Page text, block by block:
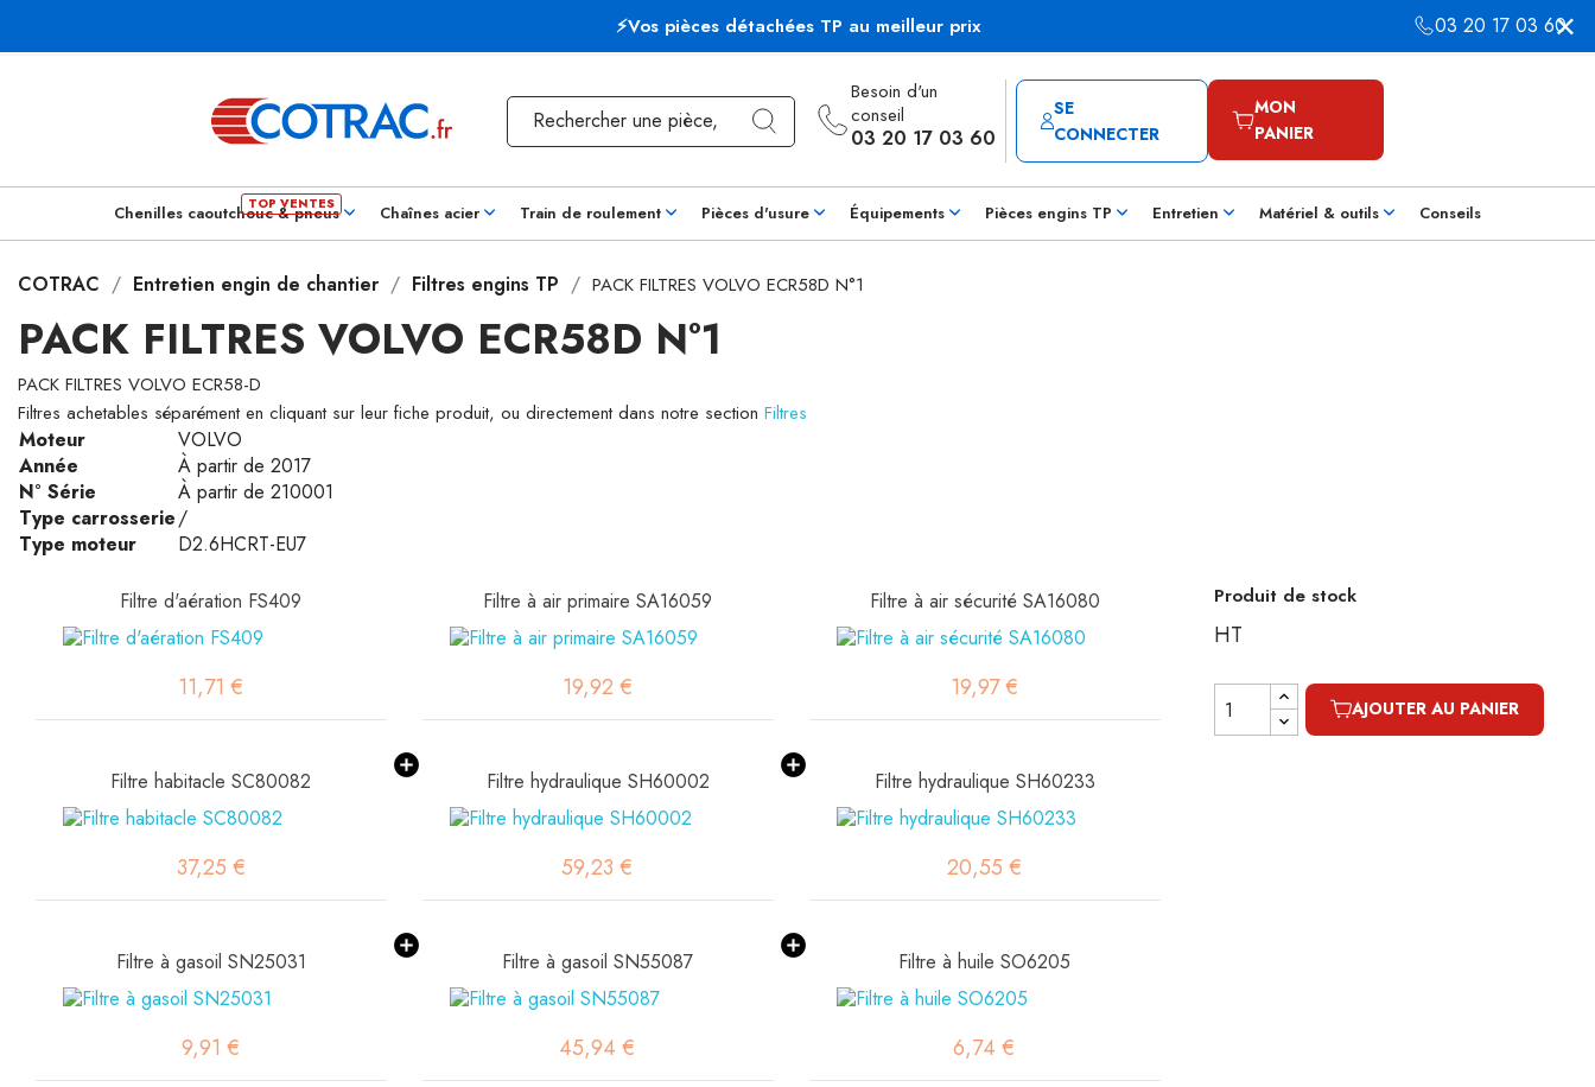
⚡Vos pièces détachées TP au meilleur prix 03 20 17 03 60
Besoin d'un
conseil
03 20 17 03 60
SE
CONNECTER
MON
PANIER
Chenilles caoutchouc & pneus Chaînes acier Train de roulement Pièces d'usure Équipements Pièces engins TP Entretien Matériel & outils Conseils
COTRAC Entretien engin de chantier Filtres engins TP PACK FILTRES VOLVO ECR58D N°1
PACK FILTRES VOLVO ECR58D N°1
PACK FILTRES VOLVO ECR58-D
Filtres achetables séparément en cliquant sur leur fiche produit, ou directement dans notre section Filtres
Moteur
VOLVO
Année
À partir de 2017
N° Série
À partir de 210001
Type carrosserie/
Type moteur
D2.6HCRT-EU7
Filtre d'aération FS409
11,71 €
Filtre à air primaire SA16059
19,92 €
Filtre à air sécurité SA16080
19,97 €
Filtre habitacle SC80082
37,25 €
Filtre hydraulique SH60002
59,23 €
Filtre hydraulique SH60233
20,55 €
Filtre à gasoil SN25031
9,91 €
Filtre à gasoil SN55087
45,94 €
Filtre à huile SO6205
6,74 €
Produit de stock
HT
AJOUTER AU PANIER